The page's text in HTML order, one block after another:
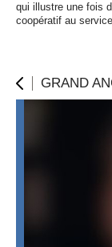
qui illustre une fois
coopératif au
GRAND